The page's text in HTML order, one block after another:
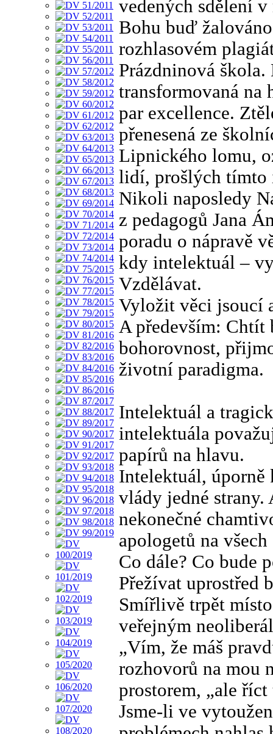
vedených sdělení
Bohu buď
rozhlasovém
Prázdninová
transformovaná
par excellence.
přenesená ze
Lipnického lomu,
lidí, prošlých tímto
Nikoli naposledy
z pedagogů Jana
poradu o nápravě
kdy intelektuál –
Vzdělávat.
Vyložit věci jsoucí
A především: Chtít
bohorovnost,
životní paradigma.
Intelektuál a
intelektuála
papírů na hlavu.
Intelektuál,
vlády jedné strany.
nekonečné
apologetů na
Co dále? Co bude
Přežívat uprostřed
Smířlivě trpět
veřejným
„Vím, že máš
rozhovorů na mou
prostorem, „ale
Jsme-li ve